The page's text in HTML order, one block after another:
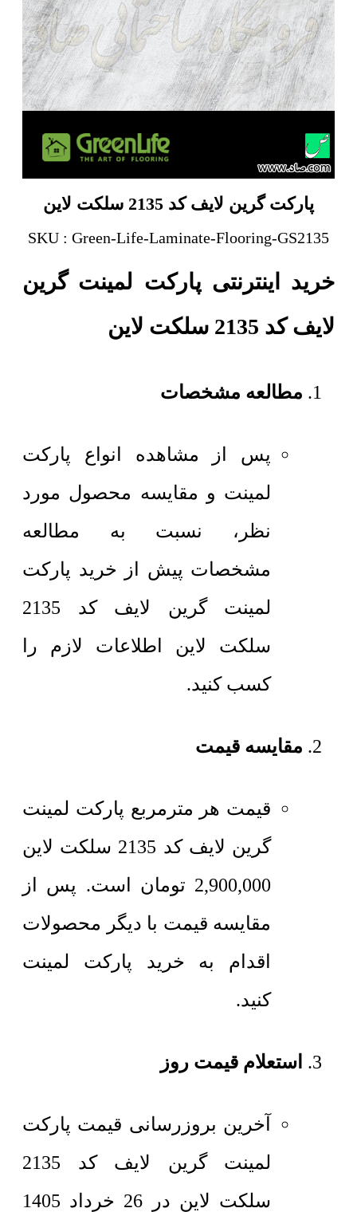
پارکت گرین لایف کد 2135 سلکت لاین
SKU : Green-Life-Laminate-Flooring-GS2135
خرید اینترنتی پارکت لمینت گرین
لایف کد 2135 سلکت لاین
مطالعه مشخصات
پس از مشاهده انواع پارکت
لمینت و مقایسه محصول مورد
نظر، نسبت به مطالعه
مشخصات پیش از خرید پارکت
لمینت گرین لایف کد 2135
سلکت لاین اطلاعات لازم را
کسب کنید.
مقایسه قیمت
قیمت هر مترمربع پارکت لمینت
گرین لایف کد 2135 سلکت لاین
2,900,000 تومان است. پس از
مقایسه قیمت با دیگر محصولات
اقدام به خرید پارکت لمینت
کنید.
استعلام قیمت روز
آخرین بروزرسانی قیمت پارکت
لمینت گرین لایف کد 2135
سلکت لاین در 26 خرداد 1405